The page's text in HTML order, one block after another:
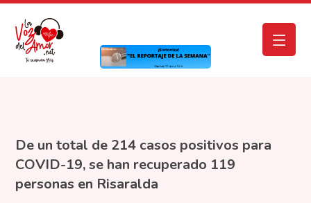
De un total de 214 casos positivos para
COVID-19, se han recuperado 119
personas en Risaralda